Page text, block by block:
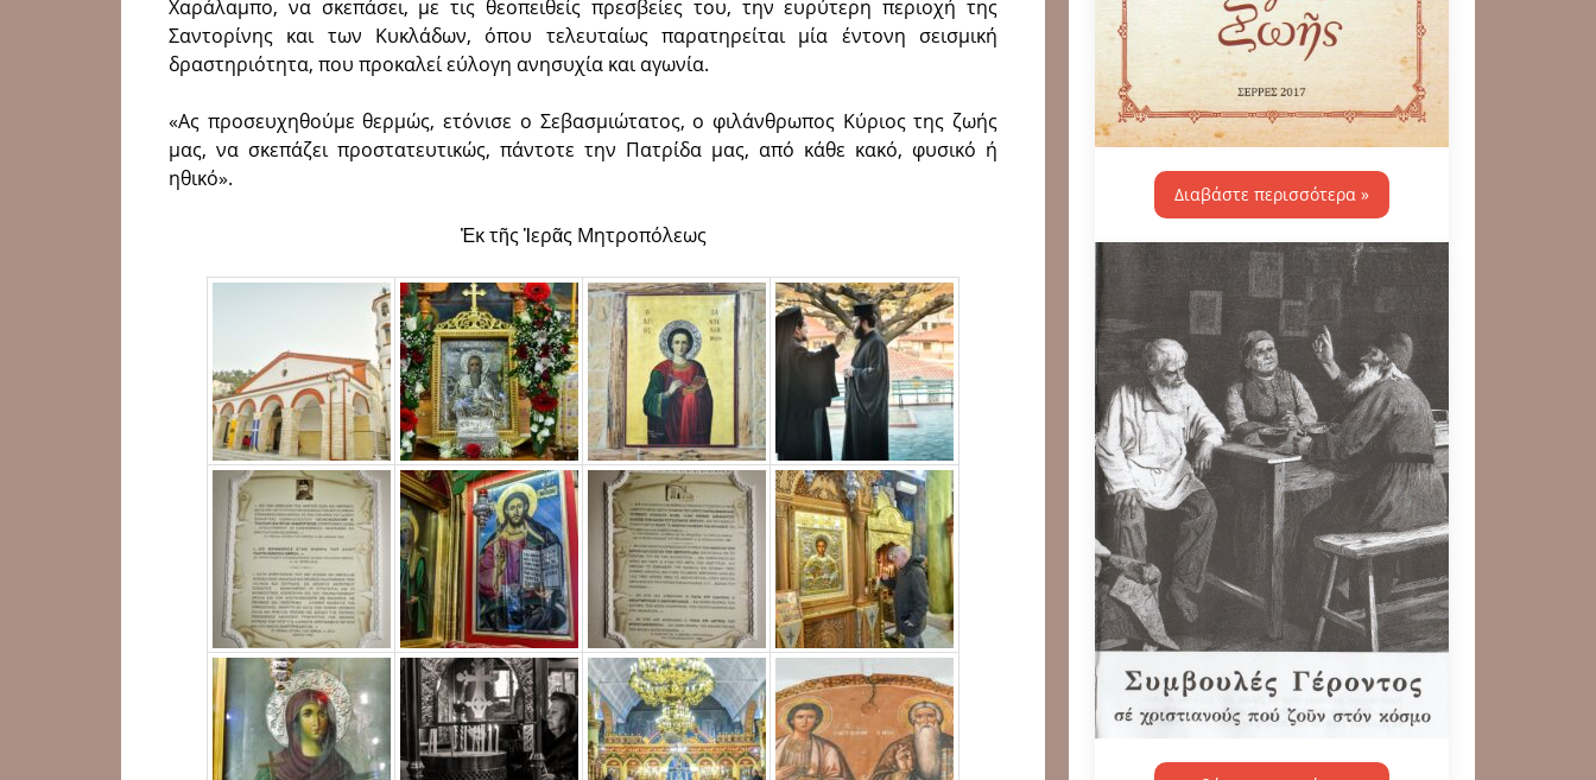
Χαράλαμπο, να σκεπάσει, με τις θεοπειθείς πρεσβείες του, την ευρύτερη περιοχή της
Σαντορίνης και των Κυκλάδων, όπου τελευταίως παρατηρείται μία έντονη σεισμική
δραστηριότητα, που προκαλεί εύλογη ανησυχία και αγωνία.
«Ας προσευχηθούμε θερμώς, ετόνισε ο Σεβασμιώτατος, ο φιλάνθρωπος Κύριος της ζωής
μας, να σκεπάζει προστατευτικώς, πάντοτε την Πατρίδα μας, από κάθε κακό, φυσικό ή
ηθικό».
Ἐκ τῆς Ἱερᾶς Μητροπόλεως
Διαβάστε περισσότερα »